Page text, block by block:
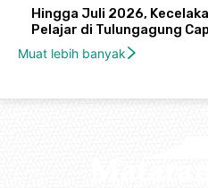
Hingga Juli 2026,
Pelajar di Tulungagung
Muat lebih banyak